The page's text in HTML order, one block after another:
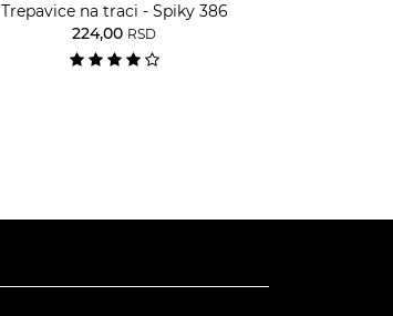
Trepavice na traci - Spiky 386
224,00 RSD